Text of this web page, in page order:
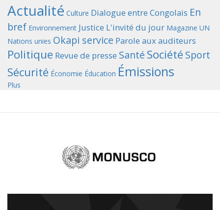
Actualité Culture Dialogue entre Congolais En
bref Environnement Justice L'invité du jour Magazine UN
Nations unies Okapi service Parole aux auditeurs
Politique Revue de presse Santé Société Sport
Sécurité Économie Éducation Émissions
Plus